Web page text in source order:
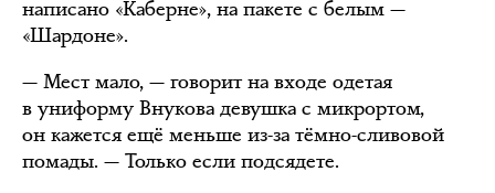
написано «Каберне», на пакете с белым —
«Шардоне».
— Мест мало, — говорит на входе одетая
в униформу Внукова девушка с микрортом,
он кажется ещё меньше из-за тёмно-сливовой
помады. — Только если подсядете.